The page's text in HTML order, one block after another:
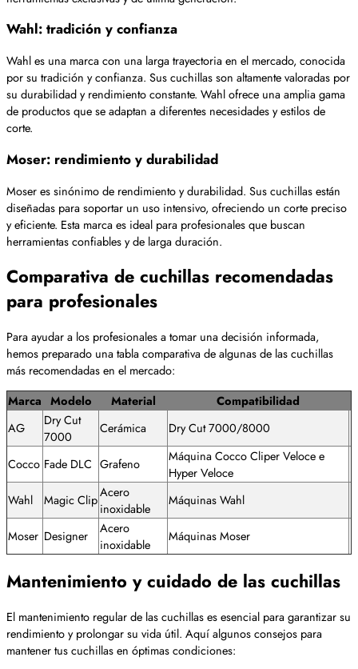
Wahl: tradición y confianza
Wahl es una marca con una larga trayectoria en el mercado, conocida
por su tradición y confianza. Sus cuchillas son altamente valoradas por
su durabilidad y rendimiento constante. Wahl ofrece una amplia gama
de productos que se adaptan a diferentes necesidades y estilos de
corte.
Moser: rendimiento y durabilidad
Moser es sinónimo de rendimiento y durabilidad. Sus cuchillas están
diseñadas para soportar un uso intensivo, ofreciendo un corte preciso
y eficiente. Esta marca es ideal para profesionales que buscan
herramientas confiables y de larga duración.
Comparativa de cuchillas recomendadas
para profesionales
Para ayudar a los profesionales a tomar una decisión informada,
hemos preparado una tabla comparativa de algunas de las cuchillas
más recomendadas en el mercado:
Marca Modelo Material
Compatibilidad
AG
Dry Cut
7000
Cerámica Dry Cut 7000/8000
Cocco Fade DLC Grafeno
Máquina Cocco Cliper Veloce e
Hyper Veloce
Wahl
Magic ClipAcero
inoxidable
Máquinas Wahl
Moser Designer
Acero
inoxidable
Máquinas Moser
Mantenimiento y cuidado de las cuchillas
El mantenimiento regular de las cuchillas es esencial para garantizar su
rendimiento y prolongar su vida útil. Aquí algunos consejos para
mantener tus cuchillas en óptimas condiciones: